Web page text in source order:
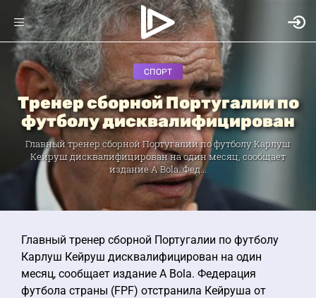
СПОРТ
Тренер сборной Португалии по
футболу дисквалифицирован
Главный тренер сборной Португалии по футболу Карлуш
Кейруш дисквалифицирован на один месяц, сообщает
издание A Bola. Фед...
Главный тренер сборной Португалии по футболу
Карлуш Кейруш дисквалифицирован на один
месяц, сообщает издание A Bola. Федерация
футбола страны (FPF) отстранила Кейруша от